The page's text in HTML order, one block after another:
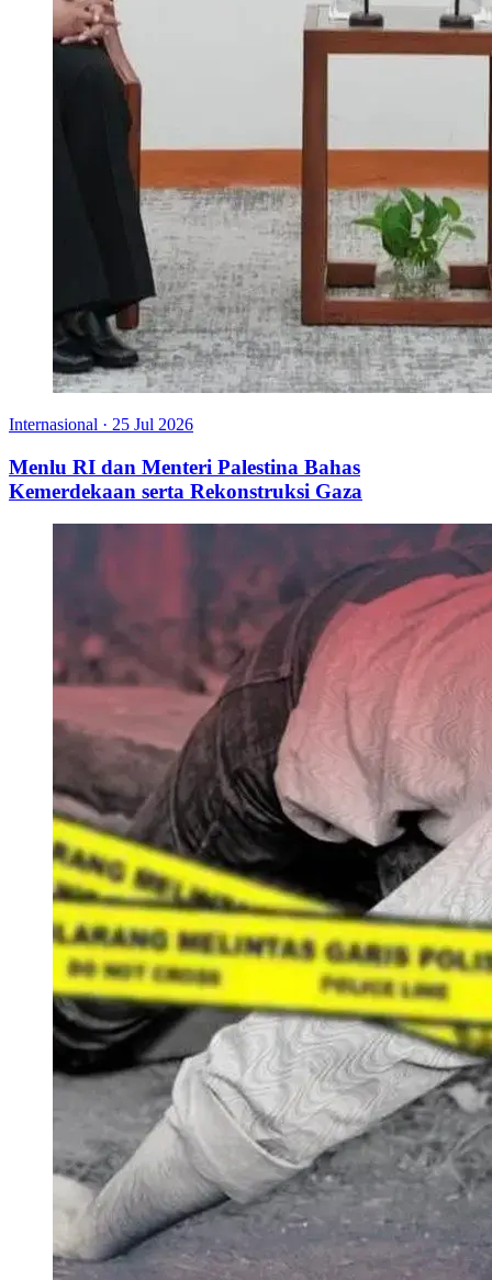
Internasional · 25 Jul 2026
Menlu RI dan Menteri Palestina Bahas
Kemerdekaan serta Rekonstruksi Gaza